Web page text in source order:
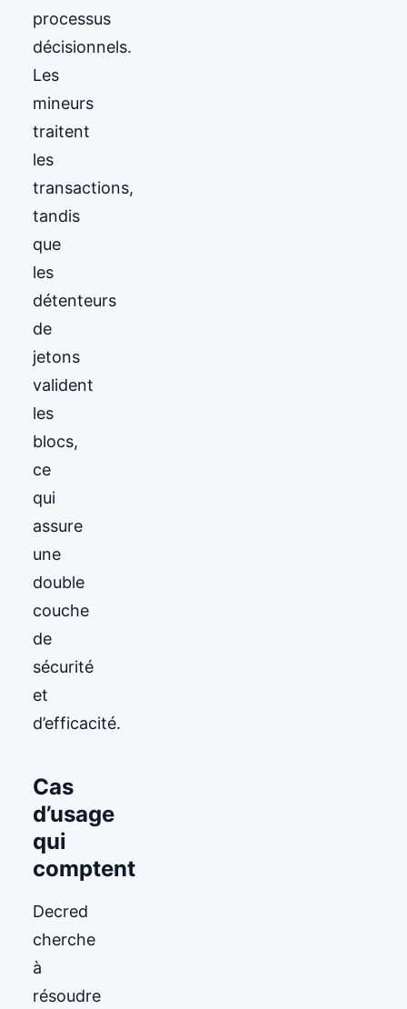
processus
décisionnels.
Les
mineurs
traitent
les
transactions,
tandis
que
les
détenteurs
de
jetons
valident
les
blocs,
ce
qui
assure
une
double
couche
de
sécurité
et
d’efficacité.
Cas
d’usage
qui
comptent
Decred
cherche
à
résoudre